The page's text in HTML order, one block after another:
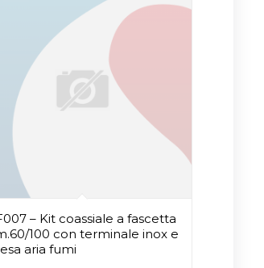
– Kit coassiale a fascetta
100 con terminale inox e
aria fumi